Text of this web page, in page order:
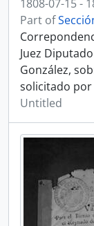
1808-07-15 -
Part of
Juez
González,
solicitado por
Untitled